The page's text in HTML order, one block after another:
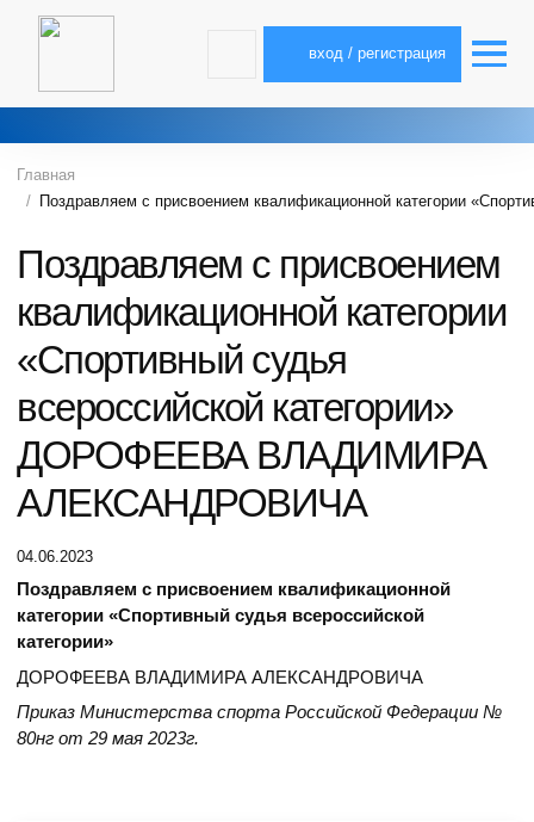
вход / регистрация
Главная
Поздравляем с присвоением квалификационной категории
Поздравляем с присвоением
квалификационной категории
«Спортивный судья
всероссийской категории»
ДОРОФЕЕВА ВЛАДИМИРА
АЛЕКСАНДРОВИЧА
04.06.2023
Поздравляем с присвоением квалификационной
категории «Спортивный судья всероссийской
категории»
ДОРОФЕЕВА ВЛАДИМИРА АЛЕКСАНДРОВИЧА
Приказ Министерства спорта Российской Федерации №
80нг от 29 мая 2023г.